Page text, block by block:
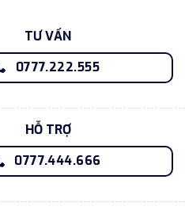
TƯ VẤN
0777.222.555
HỖ TRỢ
0777.444.666